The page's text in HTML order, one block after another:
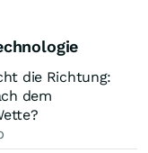
die Richtung:
dem